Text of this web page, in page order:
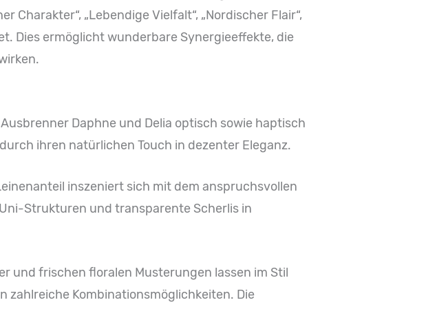
Charakter“, „Lebendige Vielfalt“, „Nordischer Flair“,
Dies ermöglicht wunderbare Synergieeffekte, die
Daphne und Delia optisch sowie haptisch
ihren natürlichen Touch in dezenter Eleganz.
inszeniert sich mit dem anspruchsvollen
Strukturen und transparente Scherlis in
und frischen floralen Musterungen lassen im Stil
zahlreiche Kombinationsmöglichkeiten. Die